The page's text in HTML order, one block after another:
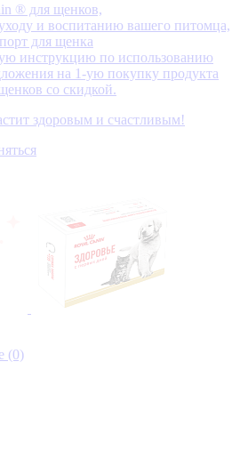
® для щенков,
и воспитанию вашего питомца,
для щенка
инструкцию по использованию
на 1-ую покупку продукта
со скидкой.
здоровым и счастливым!
(0)